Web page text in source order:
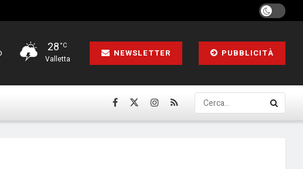
28°C
Valletta
NEWSLETTER PUBBLICITÀ